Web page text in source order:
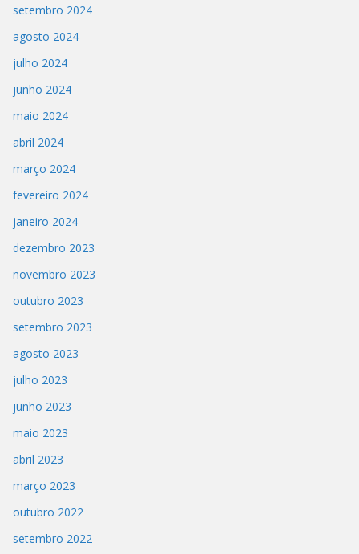
setembro 2024
agosto 2024
julho 2024
junho 2024
maio 2024
abril 2024
março 2024
fevereiro 2024
janeiro 2024
dezembro 2023
novembro 2023
outubro 2023
setembro 2023
agosto 2023
julho 2023
junho 2023
maio 2023
abril 2023
março 2023
outubro 2022
setembro 2022